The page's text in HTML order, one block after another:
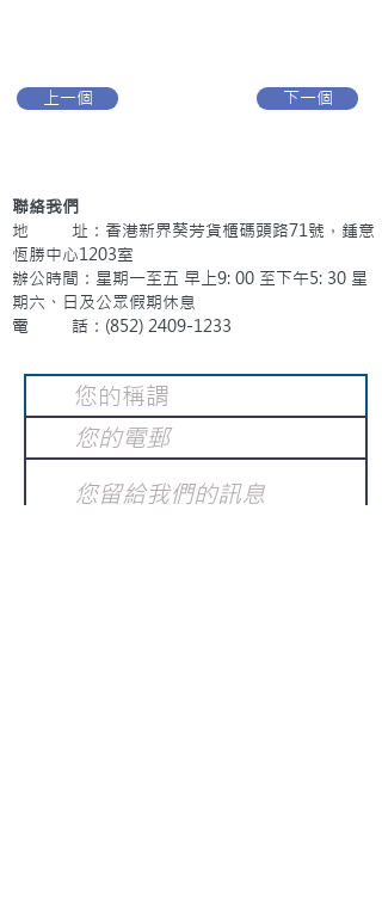
上一個 下一個
聯絡我們
地 址：香港新界葵芳貨櫃碼頭路71號，鍾意
恆勝中心1203室
辦公時間：星期一至五 早上9: 00 至下午5: 30 星
期六、日及公眾假期休息
電 話：(852) 2409-1233